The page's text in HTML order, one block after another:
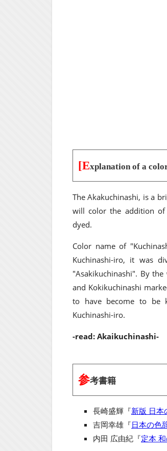
[Explanation of a
The Akakuchinashi, is a
will color the addition of
dyed.
Color name of
Kuchinashi-iro, it was
"Asakikuchinashi". By
and Kokikuchinashi
to have become to be
Kuchinashi-iro.
-read: Akaikuchinashi-
参考書籍
長崎盛輝『新版 日本
吉岡幸雄『日本の色
内田 広由紀『定本